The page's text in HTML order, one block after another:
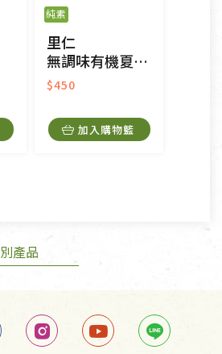
腦軟體，若產品瑕疵無法讀取僅
於送達後水洗或污損者。
褲、襪子、口罩等私人消耗性產
個人衛生用品除商品本身有瑕疵
除權合理例外情事適用準
：
或未使用原箱退回，導致書籍有
損或凹角，將不接受退貨，也不
純素
里仁
無調味有機夏威夷果
$450
加入購物籃
產品